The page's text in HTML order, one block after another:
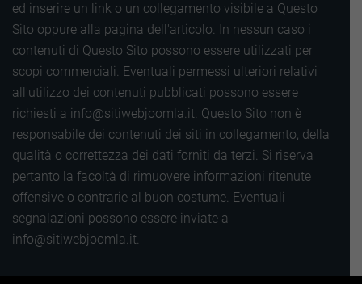
ed inserire un link o un collegamento visibile a Questo
Sito oppure alla pagina dell'articolo. In nessun caso i
contenuti di Questo Sito possono essere utilizzati per
scopi commerciali. Eventuali permessi ulteriori relativi
all'utilizzo dei contenuti pubblicati possono essere
richiesti a info@sitiwebjoomla.it. Questo Sito non è
responsabile dei contenuti dei siti in collegamento, della
qualità o correttezza dei dati forniti da terzi. Si riserva
pertanto la facoltà di rimuovere informazioni ritenute
offensive o contrarie al buon costume. Eventuali
segnalazioni possono essere inviate a
info@sitiwebjoomla.it.